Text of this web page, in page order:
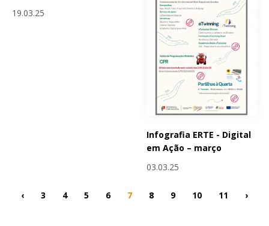
19.03.25
Infografia ERTE - Digital
em Ação – março
03.03.25
‹ 3 4 5 6 7 8 9 10 11 ›